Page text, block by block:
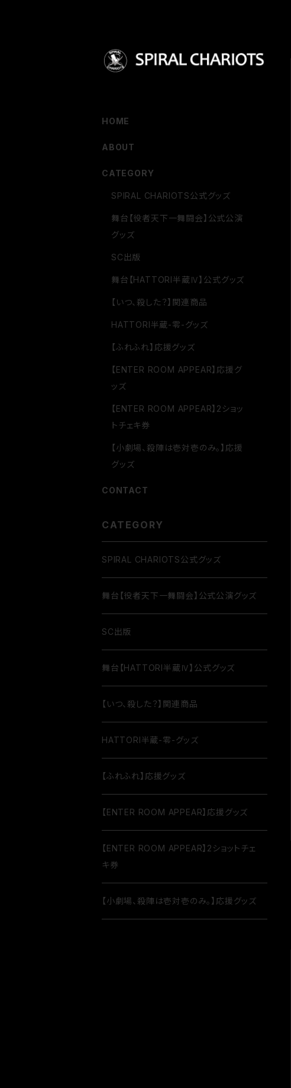
HOME
ABOUT
CATEGORY
SPIRAL CHARIOTS公式グッズ
舞台【役者天下一舞闘会】公式公演
グッズ
SC出版
舞台【HATTORI半蔵Ⅳ】公式グッズ
【いつ、殺した？】関連商品
HATTORI半蔵-零-グッズ
【ふれふれ】応援グッズ
【ENTER ROOM APPEAR】応援グ
ッズ
【ENTER ROOM APPEAR】2ショッ
トチェキ券
【小劇場、殺陣は壱対壱のみ。】応援
グッズ
CONTACT
CATEGORY
SPIRAL CHARIOTS公式グッズ
舞台【役者天下一舞闘会】公式公演グッズ
SC出版
舞台【HATTORI半蔵Ⅳ】公式グッズ
【いつ、殺した？】関連商品
HATTORI半蔵-零-グッズ
【ふれふれ】応援グッズ
【ENTER ROOM APPEAR】応援グッズ
【ENTER ROOM APPEAR】2ショットチェ
キ券
【小劇場、殺陣は壱対壱のみ。】応援グッズ